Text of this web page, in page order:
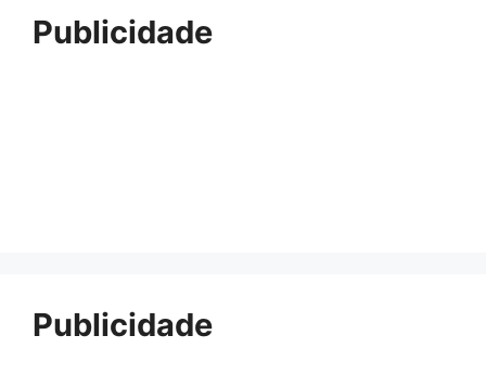
Publicidade
Publicidade